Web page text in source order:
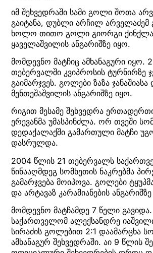
იმ შეხვედრაში სამი გოლი შოთა
გაიტანა, დუბლი არჩილ არველაძემ
ხოლო თითო გოლი გიორგი
ყაველაშვილის ანგარიშზე იყო.
მომდევნო მატჩიც ამხანაგური იყო.
თებერვალში კვიპროსის ტურნირზე
გაიმარჯვეს. გოლები ზაზა ჯანაშიასა
მენთეშაშვილის ანგარიშზე იყო.
რიგით მესამე შეხვედრა
ერევანმა უმასპინძლა. ორ თვეში
დედაქალაქში გამართული მატჩი
დასრულდა.
2004 წლის 21 თებერვალს
წინააღმდეგ სომხეთის ნაკრებმა
გამარჯვება მოიპოვა. გოლები
და არტავაზ კარამიანების
მომდევნო მატჩამდე 7 წელი
საქართველომ ალექსანდრე
სირაძის გოლებით 2:1 დაამარცხა
ამხანაგურ შეხვედრაში. აი 9 წლის